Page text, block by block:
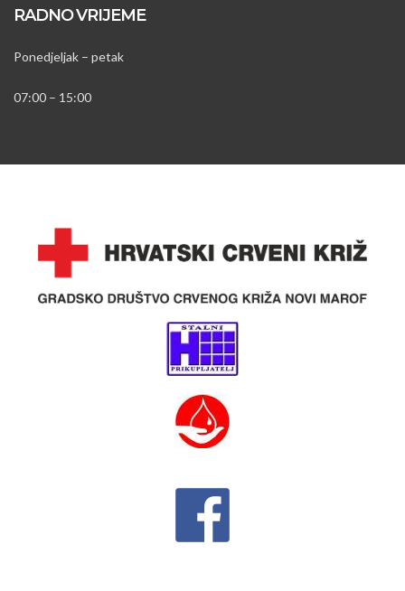
RADNO VRIJEME
Ponedjeljak – petak
07:00 – 15:00